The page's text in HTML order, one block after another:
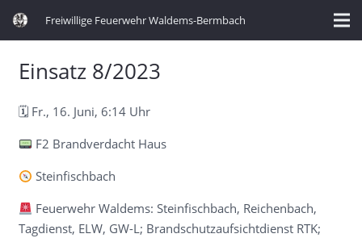
Freiwillige Feuerwehr Waldems-Bermbach
Einsatz 8/2023
🗓 Fr., 16. Juni, 6:14 Uhr
F2 Brandverdacht Haus
Steinfischbach
Feuerwehr Waldems: Steinfischbach, Reichenbach,
Tagdienst, ELW, GW-L; Brandschutzaufsichtdienst RTK;